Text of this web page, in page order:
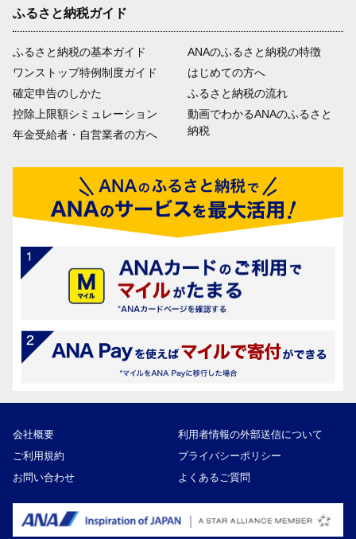
ふるさと納税ガイド
ふるさと納税の基本ガイド
ワンストップ特例制度ガイド
確定申告のしかた
控除上限額シミュレーション
年金受給者・自営業者の方へ
ANAのふるさと納税の特徴
はじめての方へ
ふるさと納税の流れ
動画でわかるANAのふるさと
納税
会社概要
利用者情報の外部送信について
ご利用規約
プライバシーポリシー
お問い合わせ
よくあるご質問